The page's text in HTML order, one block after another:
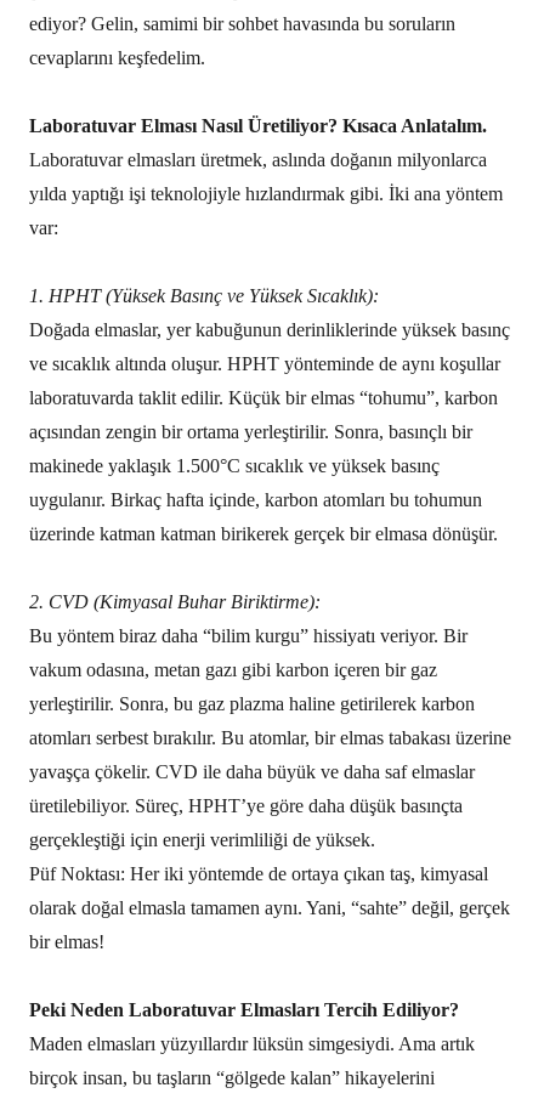
ediyor? Gelin, samimi bir sohbet havasında bu soruların
cevaplarını keşfedelim.
Laboratuvar Elması Nasıl Üretiliyor? Kısaca Anlatalım.
Laboratuvar elmasları üretmek, aslında doğanın milyonlarca
yılda yaptığı işi teknolojiyle hızlandırmak gibi. İki ana yöntem
var:
1. HPHT (Yüksek Basınç ve Yüksek Sıcaklık):
Doğada elmaslar, yer kabuğunun derinliklerinde yüksek basınç
ve sıcaklık altında oluşur. HPHT yönteminde de aynı koşullar
laboratuvarda taklit edilir. Küçük bir elmas “tohumu”, karbon
açısından zengin bir ortama yerleştirilir. Sonra, basınçlı bir
makinede yaklaşık 1.500°C sıcaklık ve yüksek basınç
uygulanır. Birkaç hafta içinde, karbon atomları bu tohumun
üzerinde katman katman birikerek gerçek bir elmasa dönüşür.
2. CVD (Kimyasal Buhar Biriktirme):
Bu yöntem biraz daha “bilim kurgu” hissiyatı veriyor. Bir
vakum odasına, metan gazı gibi karbon içeren bir gaz
yerleştirilir. Sonra, bu gaz plazma haline getirilerek karbon
atomları serbest bırakılır. Bu atomlar, bir elmas tabakası üzerine
yavaşça çökelir. CVD ile daha büyük ve daha saf elmaslar
üretilebiliyor. Süreç, HPHT’ye göre daha düşük basınçta
gerçekleştiği için enerji verimliliği de yüksek.
Püf Noktası: Her iki yöntemde de ortaya çıkan taş, kimyasal
olarak doğal elmasla tamamen aynı. Yani, “sahte” değil, gerçek
bir elmas!
Peki Neden Laboratuvar Elmasları Tercih Ediliyor?
Maden elmasları yüzyıllardır lüksün simgesiydi. Ama artık
birçok insan, bu taşların “gölgede kalan” hikayelerini